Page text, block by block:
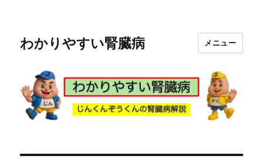
わかりやすい腎臓病 メニュー